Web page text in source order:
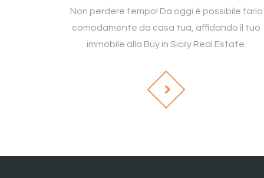
Non perdere tempo! Da oggi è possibile farlo
comodamente da casa tua, affidando il tuo
immobile alla Buy in Sicily Real Estate.